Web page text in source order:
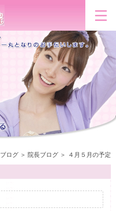
ブログ 院長ブログ ４月５月の予定